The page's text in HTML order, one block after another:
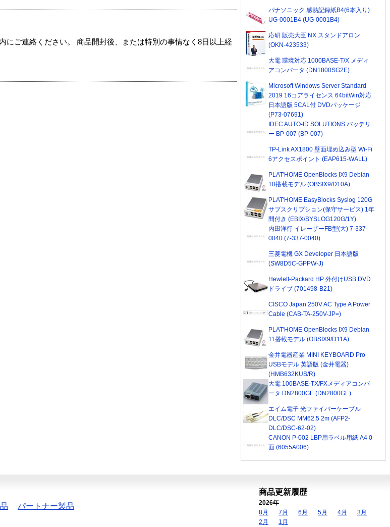
にご連絡ください。 商品開封後、または特別の事情なく8日以上経
パナソニック 感熱記録紙B4(6本入り)
UG-0001B4 (UG-0001B4)
応研 販売大臣 NX スタンドアロン
(OKN-423533)
大電 環境対応 1000BASE-T/X メディ
アコンバータ (DN1800SG2E)
Microsoft Windows Server Standard
2019 16コアライセンス 64bitWin対応
日本語版 5CAL付 DVDパッケージ
(P73-07691)
IDEC AUTO-ID SOLUTIONS バッテリ
ー BP-007 (BP-007)
TP-Link AX1800 壁面埋め込み型 Wi-Fi
6アクセスポイント (EAP615-WALL)
PLAT'HOME OpenBlocks IX9 Debian
10搭載モデル (OBSIX9/D10A)
PLAT'HOME EasyBlocks Syslog 120G
サブスクリプション(保守サービス) 1年
間付き (EBIX/SYSLOG120G/1Y)
内田洋行 イレーザーFB型(大) 7-337-
0040 (7-337-0040)
三菱電機 GX Developer 日本語版
(SW8D5C-GPPW-J)
Hewlett-Packard HP 外付けUSB DVD
ドライブ (701498-B21)
CISCO Japan 250V AC Type A Power
Cable (CAB-TA-250V-JP=)
PLAT'HOME OpenBlocks IX9 Debian
11搭載モデル (OBSIX9/D11A)
金井電器産業 MINI KEYBOARD Pro
USBモデル 英語版 (金井電器)
(HMB632KUS/R)
大電 100BASE-TX/FXメディアコンバ
ータ DN2800GE (DN2800GE)
エイム電子 光ファイバーケーブル
DLC/DSC MM62.5 2m (AFP2-
DLC/DSC-62-02)
CANON P-002 LBP用ラベル用紙 A4 0
面 (6055A006)
パートナー製品
商品更新履歴
2026年
8月
7月 6月 5月 4月
3月
2月
1月